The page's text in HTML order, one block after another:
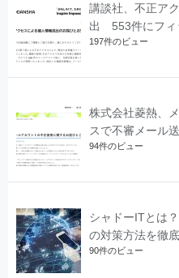
講談社、不正ア
出 553件にフィ
197件のビュー
株式会社菱熱、
スで不審メール
94件のビュー
シャドーITとは
の対策方法を徹
90件のビュー